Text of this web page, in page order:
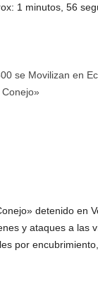
1 minutos, 56
se Movilizan en
Conejo»
detenido en
y ataques a las
por